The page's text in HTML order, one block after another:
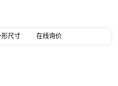
形尺寸 在线询价